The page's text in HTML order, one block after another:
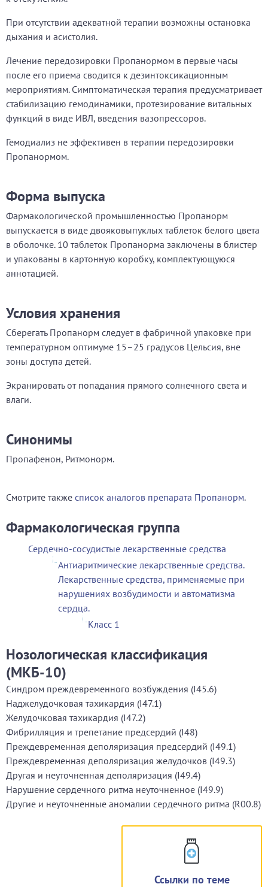
При отсутствии адекватной терапии возможны остановка
дыхания и асистолия.
Лечение передозировки Пропанормом в первые часы
после его приема сводится к дезинтоксикационным
мероприятиям. Симптоматическая терапия предусматривает
стабилизацию гемодинамики, протезирование витальных
функций в виде ИВЛ, введения вазопрессоров.
Гемодиализ не эффективен в терапии передозировки
Пропанормом.
Форма выпуска
Фармакологической промышленностью Пропанорм
выпускается в виде двояковыпуклых таблеток белого цвета
в оболочке. 10 таблеток Пропанорма заключены в блистер
и упакованы в картонную коробку, комплектующуюся
аннотацией.
Условия хранения
Сберегать Пропанорм следует в фабричной упаковке при
температурном оптимуме 15–25 градусов Цельсия, вне
зоны доступа детей.
Экранировать от попадания прямого солнечного света и
влаги.
Синонимы
Пропафенон, Ритмонорм.
Смотрите также список аналогов препарата Пропанорм.
Фармакологическая группа
Сердечно-сосудистые лекарственные средства
Антиаритмические лекарственные средства.
Лекарственные средства, применяемые при
нарушениях возбудимости и автоматизма
сердца.
Класс 1
Нозологическая классификация
(МКБ-10)
Синдром преждевременного возбуждения (I45.6)
Наджелудочковая тахикардия (I47.1)
Желудочковая тахикардия (I47.2)
Фибрилляция и трепетание предсердий (I48)
Преждевременная деполяризация предсердий (I49.1)
Преждевременная деполяризация желудочков (I49.3)
Другая и неуточненная деполяризация (I49.4)
Нарушение сердечного ритма неуточненное (I49.9)
Другие и неуточненные аномалии сердечного ритма (R00.8)
Ссылки по теме